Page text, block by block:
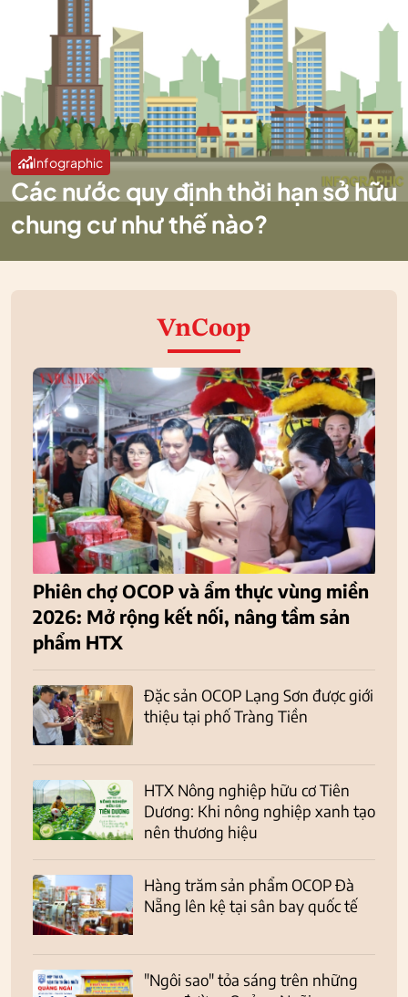
Infographic
Các nước quy định thời hạn sở hữu
chung cư như thế nào?
VnCoop
Phiên chợ OCOP và ẩm thực vùng miền
2026: Mở rộng kết nối, nâng tầm sản
phẩm HTX
Đặc sản OCOP Lạng Sơn được giới
thiệu tại phố Tràng Tiền
HTX Nông nghiệp hữu cơ Tiên
Dương: Khi nông nghiệp xanh tạo
nên thương hiệu
Hàng trăm sản phẩm OCOP Đà
Nẵng lên kệ tại sân bay quốc tế
"Ngôi sao" tỏa sáng trên những